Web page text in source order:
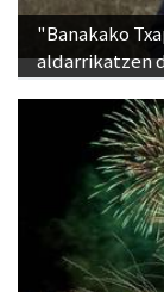
"Banakako
aldarrikatzen